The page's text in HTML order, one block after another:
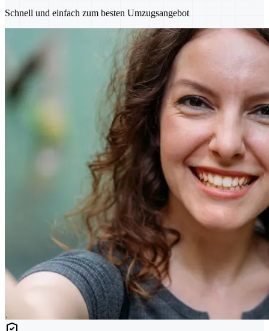
Schnell und einfach zum besten Umzugsangebot